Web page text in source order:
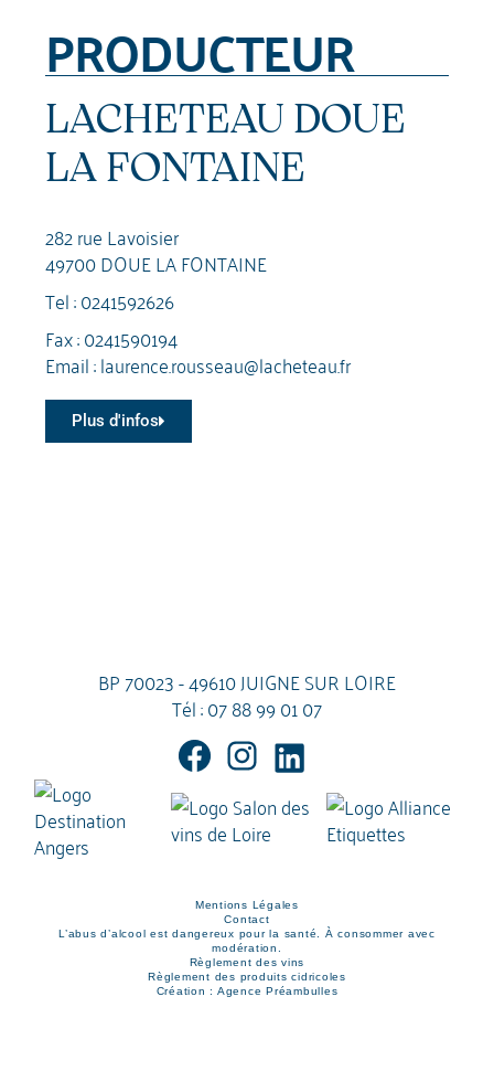
PRODUCTEUR
LACHETEAU DOUE
LA FONTAINE
282 rue Lavoisier
49700 DOUE LA FONTAINE
Tel :0241592626
Fax : 0241590194
Email :laurence.rousseau@lacheteau.fr
Plus d'infos
BP 70023 - 49610 JUIGNE SUR LOIRE
Tél :07 88 99 01 07
Mentions Légales
Contact
L’abus d’alcool est dangereux pour la santé. À consommer avec
modération.
Règlement des vins
Règlement des produits cidricoles
Création : Agence Préambulles